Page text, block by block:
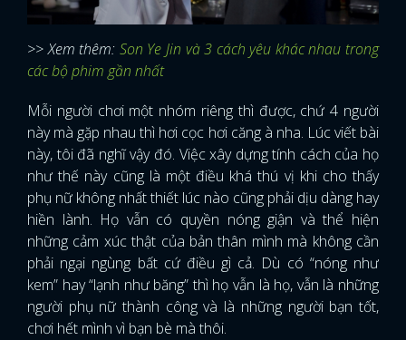
>> Xem thêm: Son Ye Jin và 3 cách yêu khác nhau trong
các bộ phim gần nhất
Mỗi người chơi một nhóm riêng thì được, chứ 4 người
này mà gặp nhau thì hơi cọc hơi căng à nha. Lúc viết bài
này, tôi đã nghĩ vậy đó. Việc xây dựng tính cách của họ
như thế này cũng là một điều khá thú vị khi cho thấy
phụ nữ không nhất thiết lúc nào cũng phải dịu dàng hay
hiền lành. Họ vẫn có quyền nóng giận và thể hiện
những cảm xúc thật của bản thân mình mà không cần
phải ngại ngùng bất cứ điều gì cả. Dù có “nóng như
kem” hay “lạnh như băng” thì họ vẫn là họ, vẫn là những
người phụ nữ thành công và là những người bạn tốt,
chơi hết mình vì bạn bè mà thôi.